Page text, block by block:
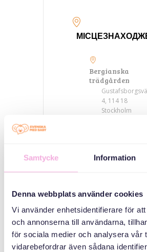
Samtycke Information
Denna webbplats använder cookies
Vi använder enhetsidentifierare för
och annonserna till användarna,
för sociala medier och analysera vår
vidarebefordrar även sådana
Bergianska
trädgården
4, 114 18
Stockholm
та українських
біженців
ОРГАНІЗАТОР